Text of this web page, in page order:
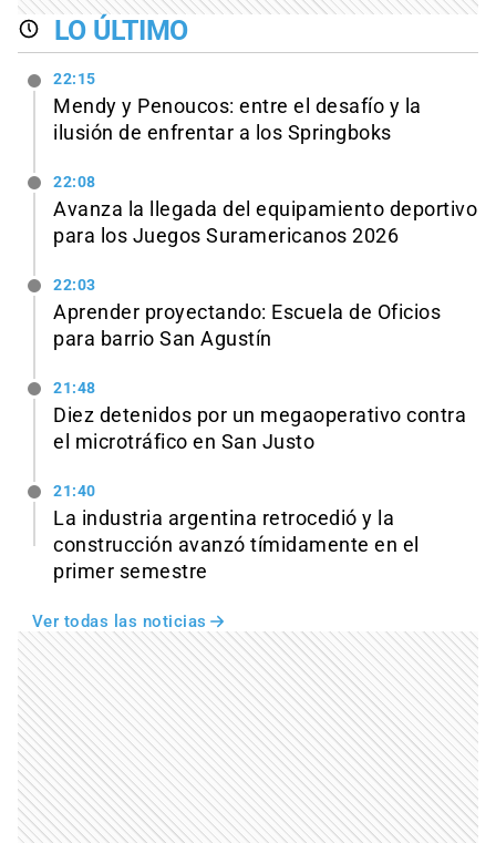
LO ÚLTIMO
22:15
Mendy y Penoucos: entre el desafío y la
ilusión de enfrentar a los Springboks
22:08
Avanza la llegada del equipamiento deportivo
para los Juegos Suramericanos 2026
22:03
Aprender proyectando: Escuela de Oficios
para barrio San Agustín
21:48
Diez detenidos por un megaoperativo contra
el microtráfico en San Justo
21:40
La industria argentina retrocedió y la
construcción avanzó tímidamente en el
primer semestre
Ver todas las noticias